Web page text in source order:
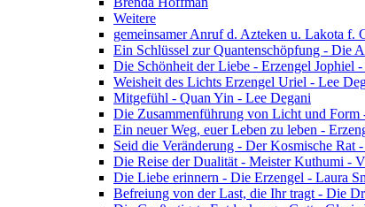
Weitere
gemeinsamer Anruf d. Azteken u. Lakota f.
Ein Schlüssel zur Quantenschöpfung - Die
Die Schönheit der Liebe - Erzengel Jophiel
Weisheit des Lichts Erzengel Uriel - Lee
Mitgefühl - Quan Yin - Lee Degani
Die Zusammenführung von Licht und
Ein neuer Weg, euer Leben zu leben -
Seid die Veränderung - Der Kosmische Rat
Die Reise der Dualität - Meister Kuthumi -
Die Liebe erinnern - Die Erzengel - Laura
Befreiung von der Last, die Ihr tragt - Die